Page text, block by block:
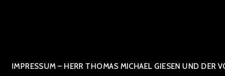
IMPRESSUM – HERR THOMAS MICHAEL GIESEN UND DER